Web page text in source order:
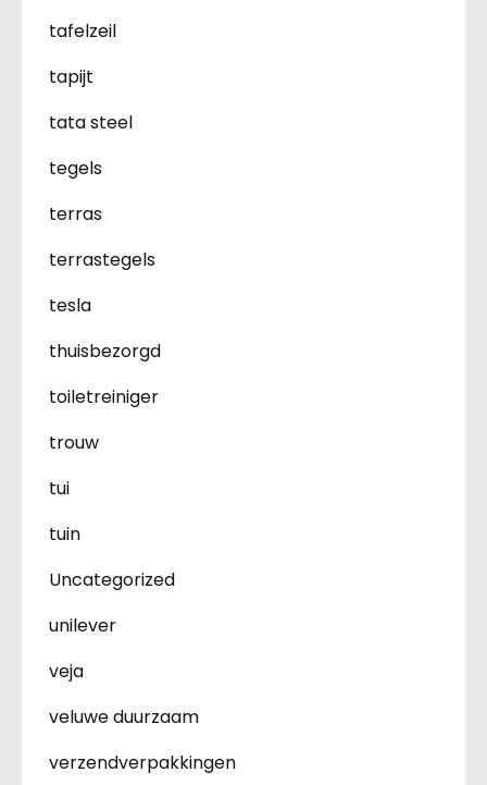
tafelzeil
tapijt
tata steel
tegels
terras
terrastegels
tesla
thuisbezorgd
toiletreiniger
trouw
tui
tuin
Uncategorized
unilever
veja
veluwe duurzaam
verzendverpakkingen